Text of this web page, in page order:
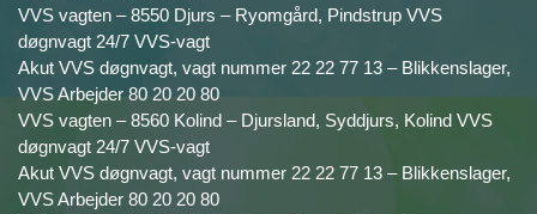
VVS vagten – 8550 Djurs – Ryomgård, Pindstrup VVS
døgnvagt 24/7 VVS-vagt
Akut VVS døgnvagt, vagt nummer 22 22 77 13 – Blikkenslager,
VVS Arbejder 80 20 20 80
VVS vagten – 8560 Kolind – Djursland, Syddjurs, Kolind VVS
døgnvagt 24/7 VVS-vagt
Akut VVS døgnvagt, vagt nummer 22 22 77 13 – Blikkenslager,
VVS Arbejder 80 20 20 80